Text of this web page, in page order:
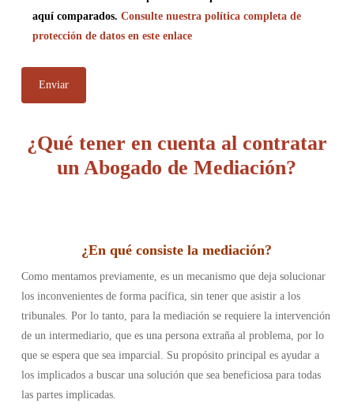
aquí comparados. Consulte nuestra política completa de
protección de datos en este enlace
¿Qué tener en cuenta al contratar
un Abogado de Mediación?
¿En qué consiste la mediación?
Como mentamos previamente, es un mecanismo que deja solucionar
los inconvenientes de forma pacífica, sin tener que asistir a los
tribunales. Por lo tanto, para la mediación se requiere la intervención
de un intermediario, que es una persona extraña al problema, por lo
que se espera que sea imparcial. Su propósito principal es ayudar a
los implicados a buscar una solución que sea beneficiosa para todas
las partes implicadas.